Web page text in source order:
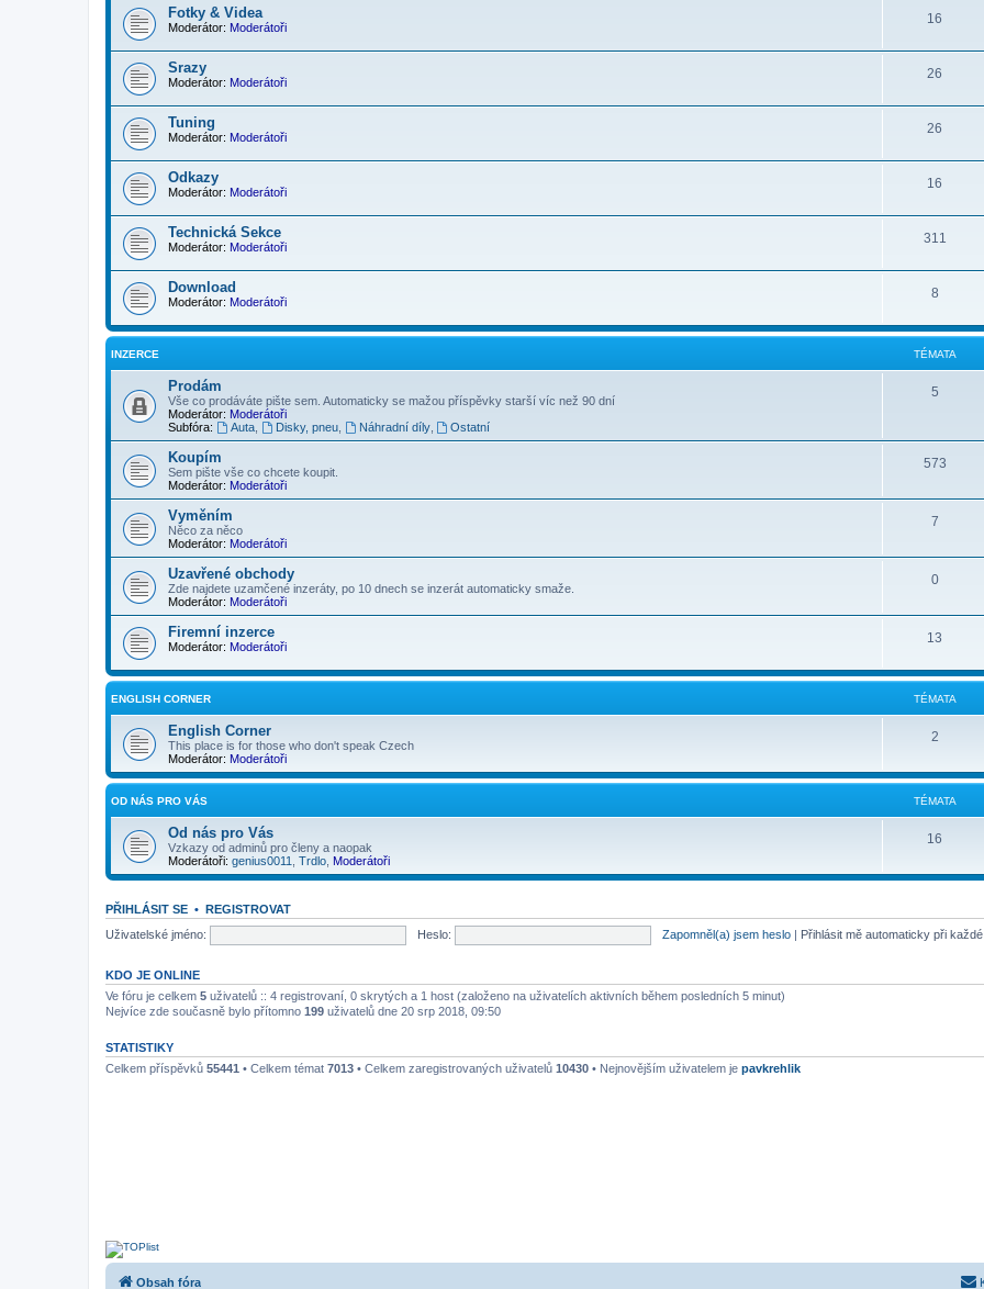
Fotky & Videa
Moderátor: Moderátoři
16
Srazy
Moderátor: Moderátoři
26
Tuning
Moderátor: Moderátoři
26
Odkazy
Moderátor: Moderátoři
16
Technická Sekce
Moderátor: Moderátoři
311
Download
Moderátor: Moderátoři
8
INZERCE TÉMATA
Prodám
Vše co prodáváte pište sem. Automaticky se mažou příspěvky starší víc než 90 dní
Moderátor: Moderátoři
Subfóra:
Auta, Disky, pneu, Náhradní díly, Ostatní
5
Koupím
Sem pište vše co chcete koupit.
Moderátor: Moderátoři
573
Vyměním
Něco za něco
Moderátor: Moderátoři
7
Uzavřené obchody
Zde najdete uzamčené inzeráty, po 10 dnech se inzerát automaticky smaže.
Moderátor: Moderátoři
0
Firemní inzerce
Moderátor: Moderátoři
13
ENGLISH CORNER TÉMATA
English Corner
This place is for those who don't speak Czech
Moderátor: Moderátoři
2
OD NÁS PRO VÁS TÉMATA
Od nás pro Vás
Vzkazy od adminů pro členy a naopak
Moderátoři: genius0011 Trdlo Moderátoři
16
PŘIHLÁSIT SE • REGISTROVAT
Uživatelské jméno:
Heslo: Zapomněl(a) jsem heslo | Přihlásit mě automaticky při
KDO JE ONLINE
Ve fóru je celkem 5 uživatelů :: 4 registrovaní, 0 skrytých a 1 host (založeno na uživatelích aktivních během posledních 5 minut)
Nejvíce zde současně bylo přítomno 199 uživatelů dne 20 srp 2018, 09:50
STATISTIKY
Celkem příspěvků 55441 • Celkem témat 7013 • Celkem zaregistrovaných uživatelů 10430 • Nejnovějším uživatelem je pavkrehlik
Obsah fóra